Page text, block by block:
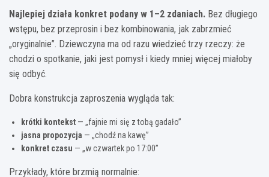
Najlepiej działa konkret podany w 1–2 zdaniach. Bez długiego
wstępu, bez przeprosin i bez kombinowania, jak zabrzmieć
„oryginalnie”. Dziewczyna ma od razu wiedzieć trzy rzeczy: że
chodzi o spotkanie, jaki jest pomysł i kiedy mniej więcej miałoby
się odbyć.
Dobra konstrukcja zaproszenia wygląda tak:
krótki kontekst — „fajnie mi się z tobą gadało”
jasna propozycja — „chodź na kawę”
konkret czasu — „w czwartek po 17:00”
Przykłady, które brzmią normalnie: